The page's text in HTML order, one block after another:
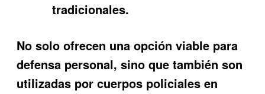
tradicionales.
No solo ofrecen una opción viable para
defensa personal, sino que también son
utilizadas por cuerpos policiales en